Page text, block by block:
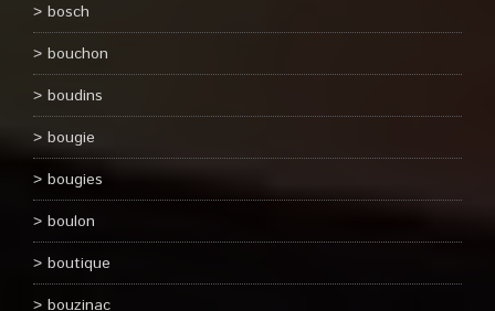
bosch
bouchon
boudins
bougie
bougies
boulon
boutique
bouzinac